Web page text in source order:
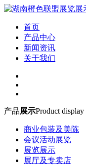
首页
产品中心
新闻资讯
关于我们
产品展示Product display
商业包装及美陈
会议活动展览
展览展示
展厅及专卖店